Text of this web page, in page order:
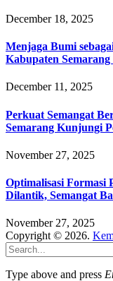
December 18, 2025
Menjaga Bumi
Kabupaten
December 11, 2025
Perkuat Semangat
Semarang Kunjungi
November 27, 2025
Optimalisasi Formasi
Dilantik, Semangat
November 27, 2025
Copyright © 2026.
Type above and press